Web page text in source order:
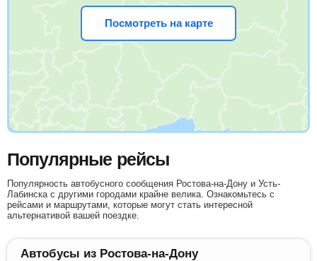
Посмотреть на карте
Популярные рейсы
Популярность автобусного сообщения Ростова-на-Дону и Усть-
Лабинска с другими городами крайне велика. Ознакомьтесь с
рейсами и маршрутами, которые могут стать интересной
альтернативой вашей поездке.
Автобусы из Ростова-на-Дону